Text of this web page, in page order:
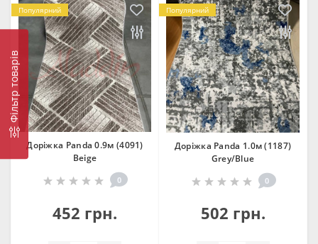
Фільтр товарів
Популярний
Доріжка Panda 0.9м (4091)
Beige
0
452 грн.
Популярний
Доріжка Panda 1.0м (1187)
Grey/Blue
0
502 грн.